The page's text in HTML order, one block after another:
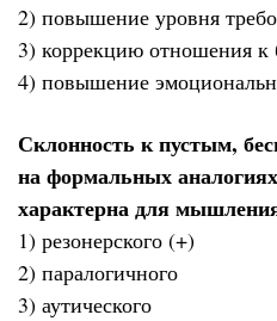
2) повышение уровня
3) коррекцию отношения к
4) повышение
Склонность к пустым,
на формальных
характерна для
1) резонерского (+)
2) паралогичного
3) аутического